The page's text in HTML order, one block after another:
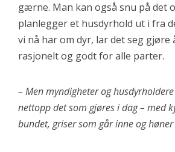
gærne. Man kan også snu på det
planlegger et husdyrhold ut i fra
vi nå har om dyr, lar det seg gjøre
rasjonelt og godt for alle parter.
– Men myndigheter og
nettopp det som gjøres i dag – med
bundet, griser som går inne og